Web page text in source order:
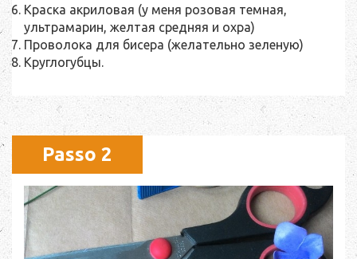
Краска акриловая (у меня розовая темная,
ультрамарин, желтая средняя и охра)
Проволока для бисера (желательно зеленую)
Круглогубцы.
Passo 2